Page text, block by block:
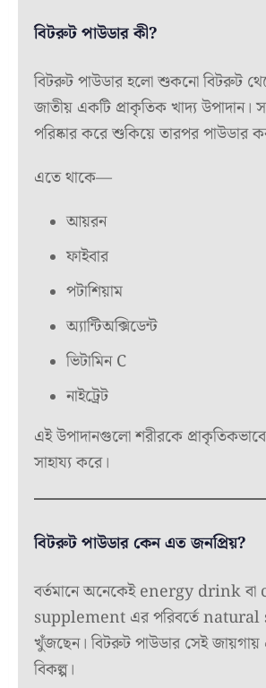
বিটরুট পাউডার কী?
বিটরুট পাউডার হলো শুকনো বিটরুট
জাতীয় একটি প্রাকৃতিক খাদ্য উপাদান।
পরিষ্কার করে শুকিয়ে তারপর পাউডার
এতে থাকে—
আয়রন
ফাইবার
পটাশিয়াম
অ্যান্টিঅক্সিডেন্ট
ভিটামিন C
নাইট্রেট
এই উপাদানগুলো শরীরকে
সাহায্য করে।
বিটরুট পাউডার কেন এত জনপ্রিয়?
বর্তমানে অনেকেই energy drink
supplement এর পরিবর্তে
খুঁজছেন। বিটরুট পাউডার সেই জায়গায়
বিকল্প।